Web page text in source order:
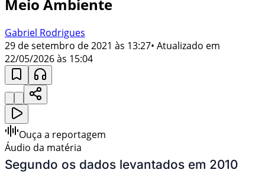
Meio Ambiente
Gabriel Rodrigues
29 de setembro de 2021 às 13:27• Atualizado em
22/05/2026 às 15:04
Ouça a reportagem
Áudio da matéria
Segundo os dados levantados em 2010